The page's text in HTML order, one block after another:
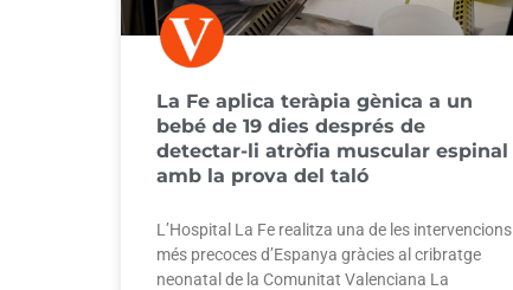
La Fe aplica teràpia gènica a un
bebé de 19 dies després de
detectar-li atròfia muscular espinal
amb la prova del taló
L’Hospital La Fe realitza una de les intervencions
més precoces d’Espanya gràcies al cribratge
neonatal de la Comunitat Valenciana La